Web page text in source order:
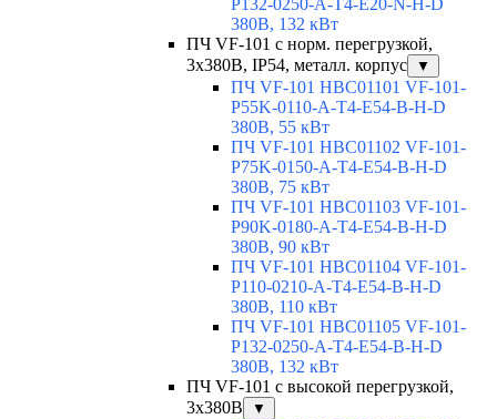
P132-0250-A-T4-E20-N-H-D
380В, 132 кВт
ПЧ VF-101 с норм. перегрузкой,
3х380В, IP54, металл. корпус
▼
ПЧ VF-101 HBC01101 VF-101-
P55K-0110-A-T4-E54-B-H-D
380В, 55 кВт
ПЧ VF-101 HBC01102 VF-101-
P75K-0150-A-T4-E54-B-H-D
380В, 75 кВт
ПЧ VF-101 HBC01103 VF-101-
P90K-0180-A-T4-E54-B-H-D
380В, 90 кВт
ПЧ VF-101 HBC01104 VF-101-
P110-0210-A-T4-E54-B-H-D
380В, 110 кВт
ПЧ VF-101 HBC01105 VF-101-
P132-0250-A-T4-E54-B-H-D
380В, 132 кВт
ПЧ VF-101 с высокой перегрузкой,
3x380В
▼